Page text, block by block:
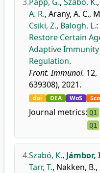
A. R., Arany, A. C.,
Csiki, Z., Balogh, L.:
Restore Certain
Adaptive
Regulation.
Front. Immunol.
639308), 2021.
doi DEA WoS
Journal metrics: Q1
Q1
4.Szabó, K., Jámbor,
Tarr, T., Nakken, B.,